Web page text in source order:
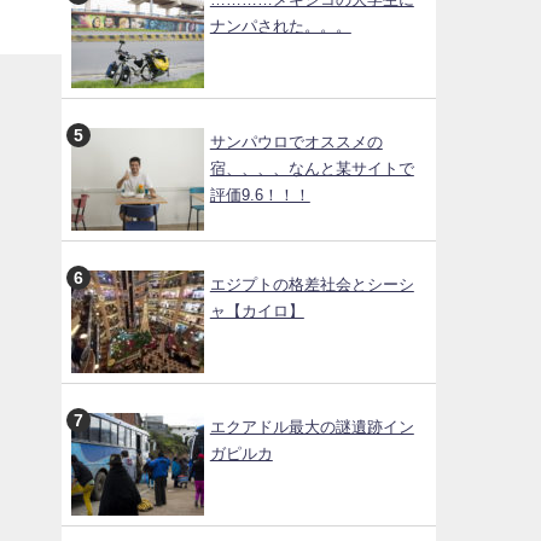
ナンパされた。。。
サンパウロでオススメの
宿、、、、なんと某サイトで
評価9.6！！！
エジプトの格差社会とシーシ
ャ【カイロ】
エクアドル最大の謎遺跡イン
ガピルカ